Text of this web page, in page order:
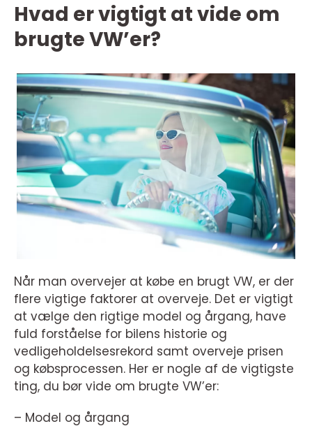
Hvad er vigtigt at vide om
brugte VW’er?
Når man overvejer at købe en brugt VW, er der
flere vigtige faktorer at overveje. Det er vigtigt
at vælge den rigtige model og årgang, have
fuld forståelse for bilens historie og
vedligeholdelsesrekord samt overveje prisen
og købsprocessen. Her er nogle af de vigtigste
ting, du bør vide om brugte VW’er:
– Model og årgang